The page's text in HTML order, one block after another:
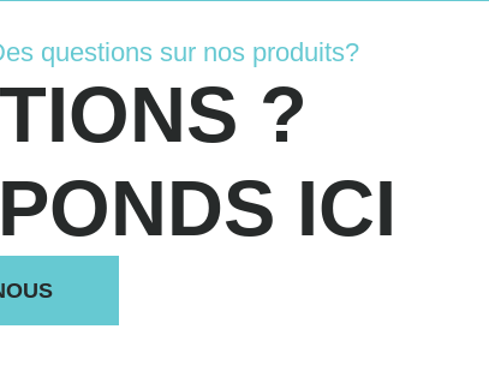
questions sur nos produits?
?
ICI